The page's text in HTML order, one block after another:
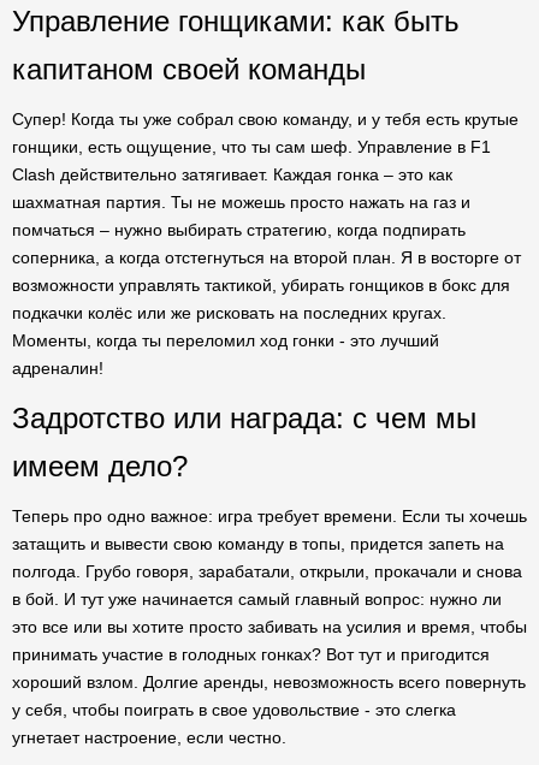
Управление гонщиками: как быть
капитаном своей команды
Супер! Когда ты уже собрал свою команду, и у тебя есть крутые
гонщики, есть ощущение, что ты сам шеф. Управление в F1
Clash действительно затягивает. Каждая гонка – это как
шахматная партия. Ты не можешь просто нажать на газ и
помчаться – нужно выбирать стратегию, когда подпирать
соперника, а когда отстегнуться на второй план. Я в восторге от
возможности управлять тактикой, убирать гонщиков в бокс для
подкачки колёс или же рисковать на последних кругах.
Моменты, когда ты переломил ход гонки - это лучший
адреналин!
Задротство или награда: с чем мы
имеем дело?
Теперь про одно важное: игра требует времени. Если ты хочешь
затащить и вывести свою команду в топы, придется запеть на
полгода. Грубо говоря, зарабатали, открыли, прокачали и снова
в бой. И тут уже начинается самый главный вопрос: нужно ли
это все или вы хотите просто забивать на усилия и время, чтобы
принимать участие в голодных гонках? Вот тут и пригодится
хороший взлом. Долгие аренды, невозможность всего повернуть
у себя, чтобы поиграть в свое удовольствие - это слегка
угнетает настроение, если честно.